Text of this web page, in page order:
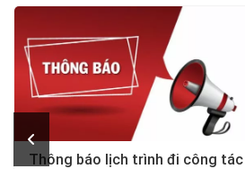
Thông báo lịch trình đi công tác